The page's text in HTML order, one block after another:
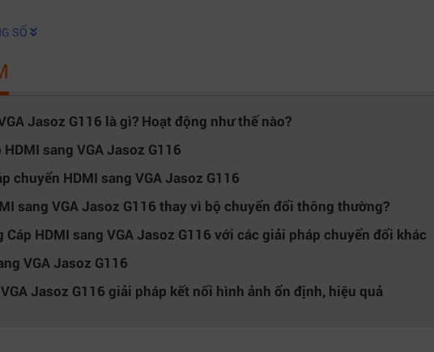
dẫn ổn định
hóa, tăng độ bền
cần driver
gập gãy
Box, máy chiếu VGA,
dục, hội họp, trình
SỐ
Jasoz G116 là gì? Hoạt động như thế nào?
sang VGA Jasoz G116
chuyển HDMI sang VGA Jasoz G116
sang VGA Jasoz G116 thay vì bộ chuyển đổi thông thường?
HDMI sang VGA Jasoz G116 với các giải pháp chuyển đổi khác
VGA Jasoz G116
Jasoz G116 giải pháp kết nối hình ảnh ổn định, hiệu quả